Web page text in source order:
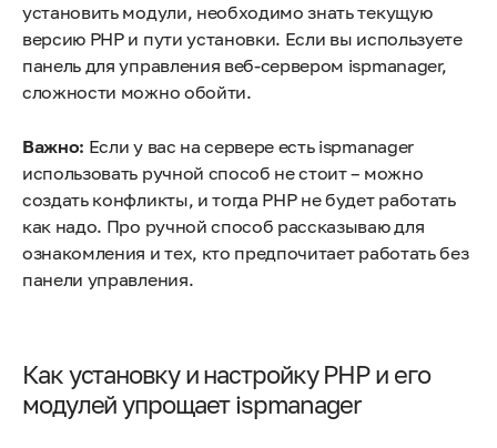
установить модули, необходимо знать текущую
версию PHP и пути установки. Если вы используете
панель для управления веб-сервером ispmanager,
сложности можно обойти.
Важно: Если у вас на сервере есть ispmanager
использовать ручной способ не стоит – можно
создать конфликты, и тогда PHP не будет работать
как надо. Про ручной способ рассказываю для
ознакомления и тех, кто предпочитает работать без
панели управления.
Как установку и настройку PHP и его
модулей упрощает ispmanager